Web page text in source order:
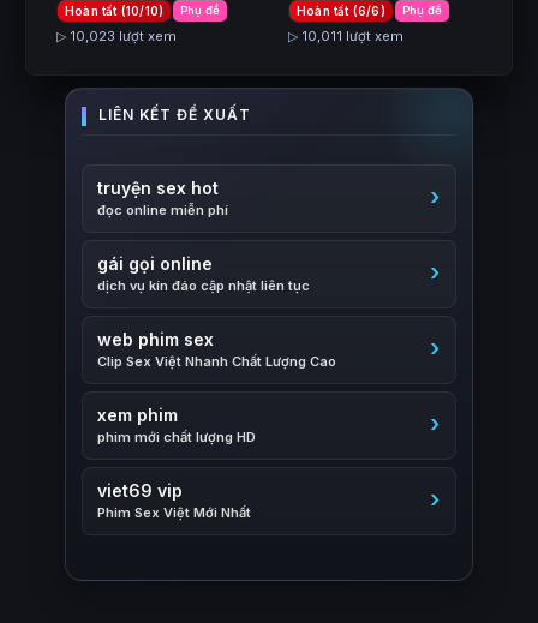
Hoàn tất (10/10) Phụ đề
▷ 10,023 lượt xem
Hoàn tất (6/6) Phụ đề
▷ 10,011 lượt xem
truyện sex hot
đọc online miễn phí
gái gọi online
dịch vụ kín đáo cập nhật liên tục
web phim sex
Clip Sex Việt Nhanh Chất Lượng Cao
xem phim
phim mới chất lượng HD
viet69 vip
Phim Sex Việt Mới Nhất